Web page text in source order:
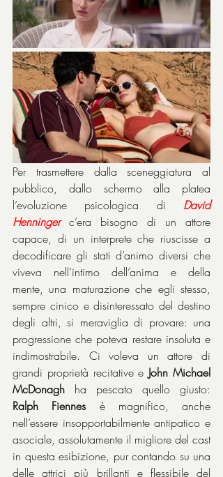
Per trasmettere dalla sceneggiatura al
pubblico, dallo schermo alla platea
l’evoluzione psicologica di David
Henninger c’era bisogno di un attore
capace, di un interprete che riuscisse a
decodificare gli stati d’animo diversi che
viveva nell’intimo dell’anima e della
mente, una maturazione che egli stesso,
sempre cinico e disinteressato del destino
degli altri, si meraviglia di provare: una
progressione che poteva restare insoluta e
indimostrabile. Ci voleva un attore di
grandi proprietà recitative e John Michael
McDonagh
Ralph Fiennes è magnifico, anche
nell’essere insopportabilmente antipatico e
asociale, assolutamente il migliore del cast
in questa esibizione, pur contando su una
delle attrici più brillanti e flessibile del